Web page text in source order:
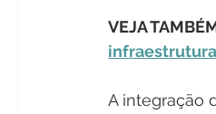
VEJA
infraestrutura
A integração